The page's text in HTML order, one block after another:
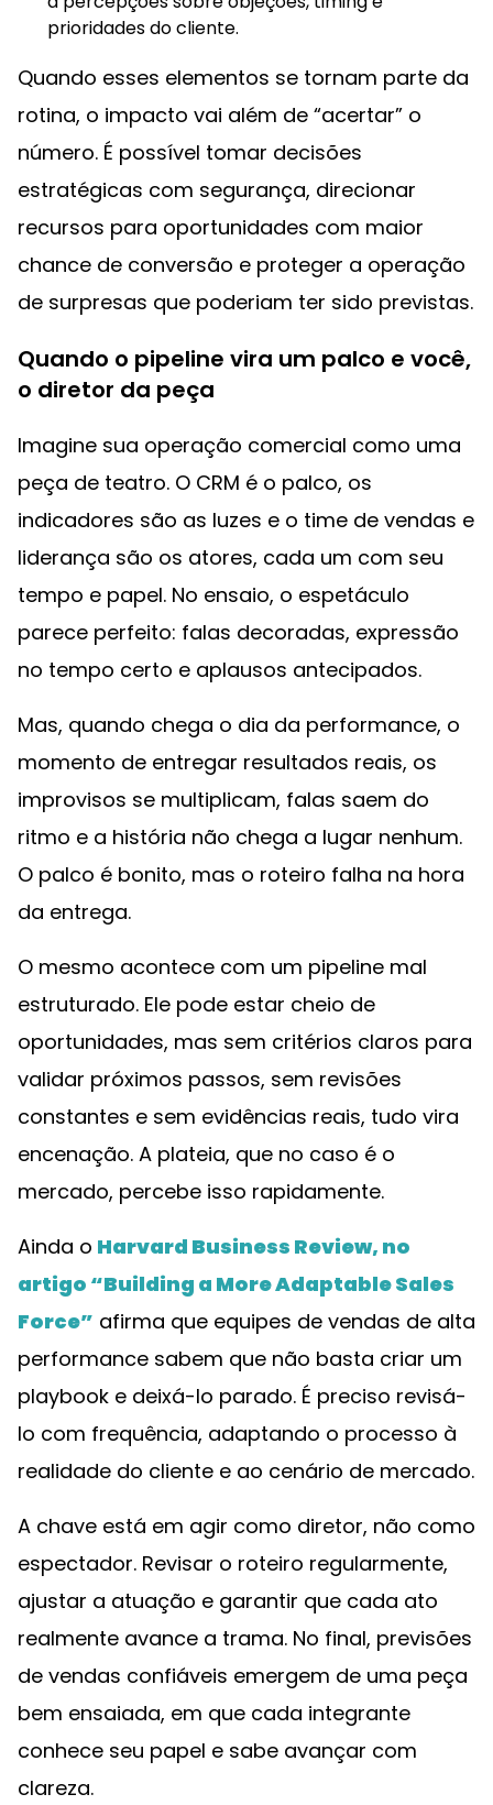
prioridades do cliente.
Quando esses elementos se tornam parte da
rotina, o impacto vai além de “acertar” o
número. É possível tomar decisões
estratégicas com segurança, direcionar
recursos para oportunidades com maior
chance de conversão e proteger a operação
de surpresas que poderiam ter sido previstas.
Quando o pipeline vira um palco e você,
o diretor da peça
Imagine sua operação comercial como uma
peça de teatro. O CRM é o palco, os
indicadores são as luzes e o time de vendas e
liderança são os atores, cada um com seu
tempo e papel. No ensaio, o espetáculo
parece perfeito: falas decoradas, expressão
no tempo certo e aplausos antecipados.
Mas, quando chega o dia da performance, o
momento de entregar resultados reais, os
improvisos se multiplicam, falas saem do
ritmo e a história não chega a lugar nenhum.
O palco é bonito, mas o roteiro falha na hora
da entrega.
O mesmo acontece com um pipeline mal
estruturado. Ele pode estar cheio de
oportunidades, mas sem critérios claros para
validar próximos passos, sem revisões
constantes e sem evidências reais, tudo vira
encenação. A plateia, que no caso é o
mercado, percebe isso rapidamente.
Ainda o Harvard Business Review, no
artigo “Building a More Adaptable Sales
Force” afirma que equipes de vendas de alta
performance sabem que não basta criar um
playbook e deixá-lo parado. É preciso revisá-
lo com frequência, adaptando o processo à
realidade do cliente e ao cenário de mercado.
A chave está em agir como diretor, não como
espectador. Revisar o roteiro regularmente,
ajustar a atuação e garantir que cada ato
realmente avance a trama. No final, previsões
de vendas confiáveis emergem de uma peça
bem ensaiada, em que cada integrante
conhece seu papel e sabe avançar com
clareza.